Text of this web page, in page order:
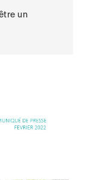
un